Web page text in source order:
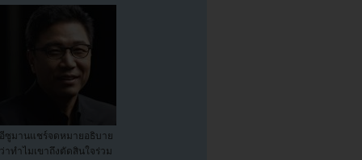
ซูมานแชร์จดหมายอธิบาย
ว่าทำไมเขาถึงตัดสินใจร่วม